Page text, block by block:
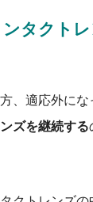
タクト
、適応外にな
ズを継続する
のメリット・
ズ）治療のメリ
ックを選ぶ前に
避けたい行動とケ